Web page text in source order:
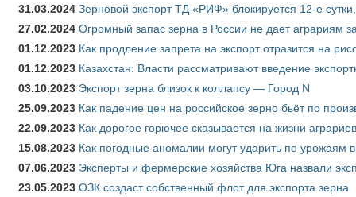
31.03.2024 Зерновой экспорт ТД «РИФ» блокируется 12-е
27.02.2024 Огромный запас зерна в России не дает аграриям
01.12.2023 Как продление запрета на экспорт отразится на
01.12.2023 Казахстан: Власти рассматривают введение
03.10.2023 Экспорт зерна близок к коллапсу — Город N
25.09.2023 Как падение цен на российское зерно бьёт по
22.09.2023 Как дорогое горючее сказывается на жизни аграриев
15.08.2023 Как погодные аномалии могут ударить по урожаям
07.06.2023 Эксперты и фермерские хозяйства Юга назвали
23.05.2023 ОЗК создаст собственный флот для экспорта зерна